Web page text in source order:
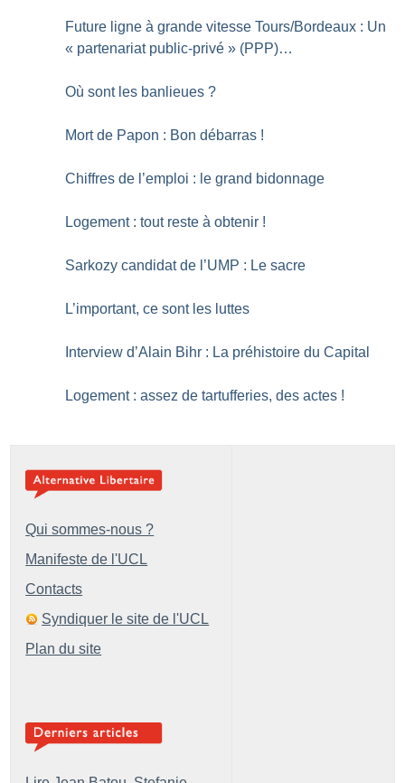
Future ligne à grande vitesse Tours/Bordeaux : Un
« partenariat public-privé » (PPP)…
Où sont les banlieues ?
Mort de Papon : Bon débarras !
Chiffres de l’emploi : le grand bidonnage
Logement : tout reste à obtenir !
Sarkozy candidat de l’UMP : Le sacre
L’important, ce sont les luttes
Interview d’Alain Bihr : La préhistoire du Capital
Logement : assez de tartufferies, des actes !
Qui sommes-nous ?
Manifeste de l'UCL
Contacts
Syndiquer le site de l'UCL
Plan du site